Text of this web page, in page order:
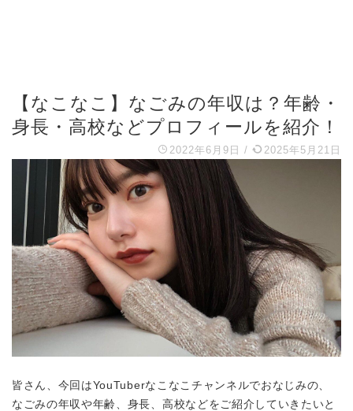
【なこなこ】なごみの年収は？年齢・
身長・高校などプロフィールを紹介！
2022年6月9日 / 2025年5月21日
皆さん、今回はYouTuberなこなこチャンネルでおなじみの、
なごみの年収や年齢、身長、高校などをご紹介していきたいと